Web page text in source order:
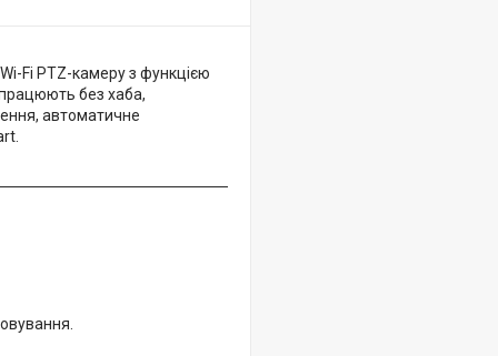
Fi PTZ-камеру з функцією
працюють без хаба,
автоматичне